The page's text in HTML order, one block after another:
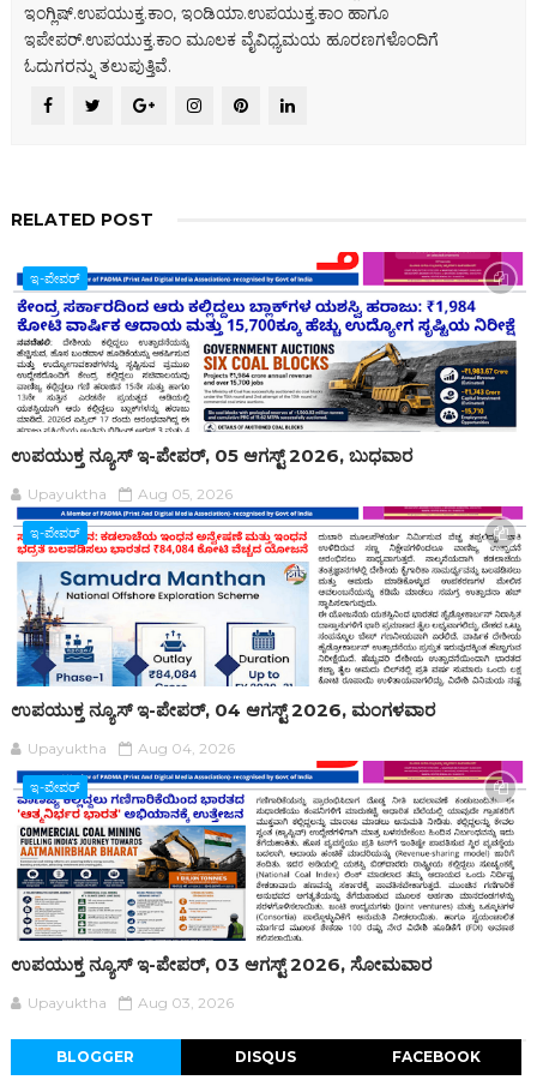
ಇಂಗ್ಲಿಷ್.ಉಪಯುಕ್ತ.ಕಾಂ, ಇಂಡಿಯಾ.ಉಪಯುಕ್ತ.ಕಾಂ ಹಾಗೂ
ಇಪೇಪರ್‌.ಉಪಯುಕ್ತ.ಕಾಂ ಮೂಲಕ ವೈವಿಧ್ಯಮಯ ಹೂರಣಗಳೊಂದಿಗೆ
ಓದುಗರನ್ನು ತಲುಪುತ್ತಿವೆ.
RELATED POST
ಇ-ಪೇಪರ್‌
ಉಪಯುಕ್ತ ನ್ಯೂಸ್ ಇ-ಪೇಪರ್, 05 ಆಗಸ್ಟ್ 2026, ಬುಧವಾರ
Upayuktha Aug 05, 2026
ಇ-ಪೇಪರ್‌
ಉಪಯುಕ್ತ ನ್ಯೂಸ್ ಇ-ಪೇಪರ್, 04 ಆಗಸ್ಟ್ 2026, ಮಂಗಳವಾರ
Upayuktha Aug 04, 2026
ಇ-ಪೇಪರ್‌
ಉಪಯುಕ್ತ ನ್ಯೂಸ್ ಇ-ಪೇಪರ್, 03 ಆಗಸ್ಟ್ 2026, ಸೋಮವಾರ
Upayuktha Aug 03, 2026
BLOGGER DISQUS FACEBOOK